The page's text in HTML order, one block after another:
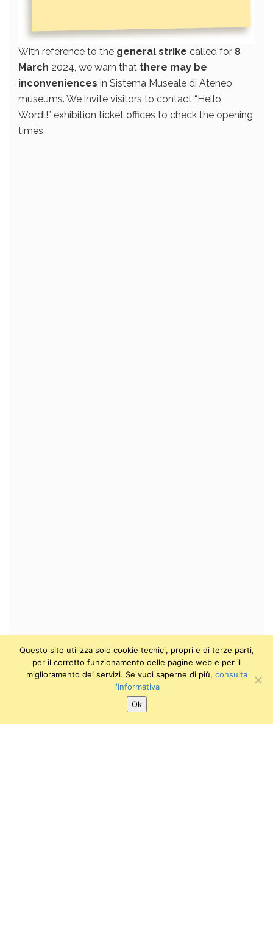
With reference to the general strike called for 8
March 2024, we warn that there may be
inconveniences in Sistema Museale di Ateneo
museums. We invite visitors to contact “Hello
Wordl!” exhibition ticket offices to check the opening
times.
Questo sito utilizza solo cookie tecnici, propri e di terze parti,
per il corretto funzionamento delle pagine web e per il
miglioramento dei servizi. Se vuoi saperne di più, consulta
l'informativa
Ok